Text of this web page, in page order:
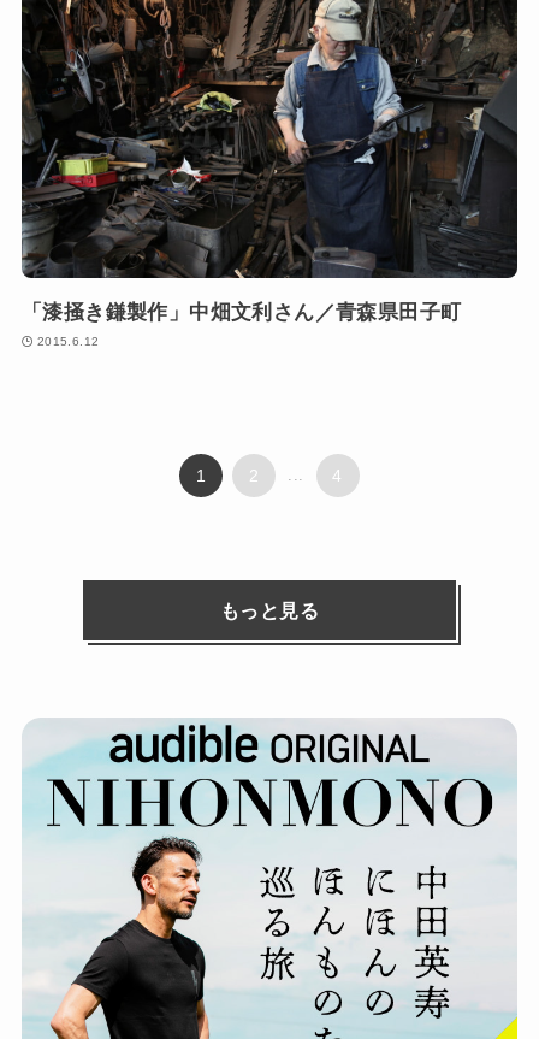
「漆掻き鎌製作」中畑文利さん／青森県田子町
2015.6.12
1 2 ... 4
もっと見る